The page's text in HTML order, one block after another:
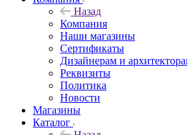
Назад
Компания
Наши магазины
Сертификаты
Дизайнерам и
Реквизиты
Политика
Новости
Магазины
Каталог